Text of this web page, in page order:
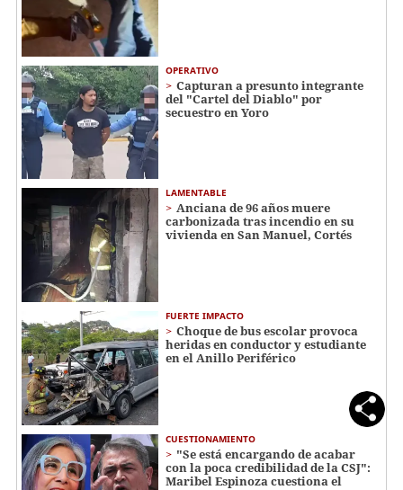
OPERATIVO
Capturan a presunto integrante
del "Cartel del Diablo" por
secuestro en Yoro
LAMENTABLE
Anciana de 96 años muere
carbonizada tras incendio en su
vivienda en San Manuel, Cortés
FUERTE IMPACTO
Choque de bus escolar provoca
heridas en conductor y estudiante
en el Anillo Periférico
CUESTIONAMIENTO
"Se está encargando de acabar
con la poca credibilidad de la CSJ":
Maribel Espinoza cuestiona el